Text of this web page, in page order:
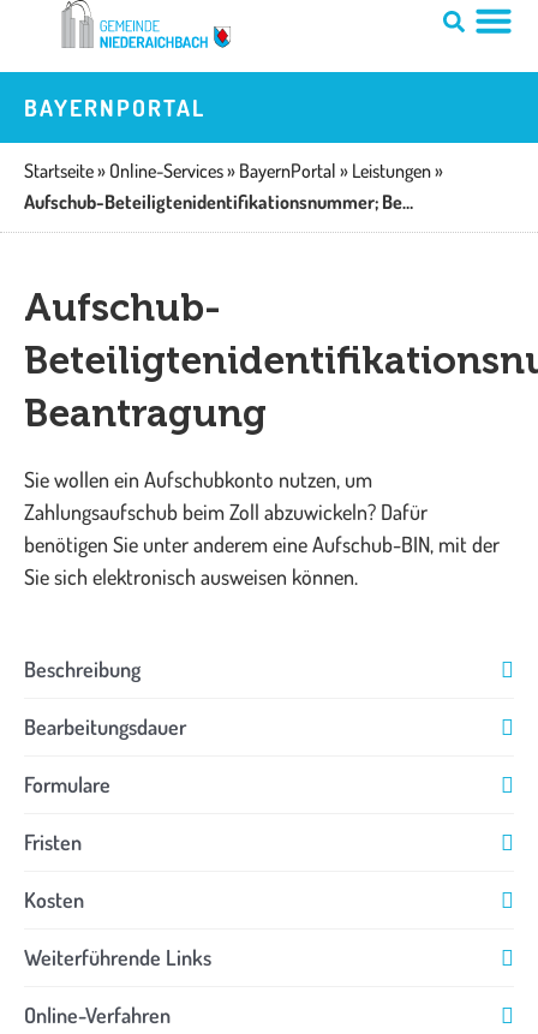
springen
BAYERNPORTAL
Startseite» Online-Services» BayernPortal » Leistungen»
Aufschub-Beteiligtenidentifikationsnummer; Beantragung
Aufschub-
Beantragung
Sie wollen ein Aufschubkonto nutzen, um
Zahlungsaufschub beim Zoll abzuwickeln? Dafür
benötigen Sie unter anderem eine Aufschub-BIN, mit der
Sie sich elektronisch ausweisen können.
Beschreibung
Bearbeitungsdauer
Formulare
Fristen
Kosten
Weiterführende Links
Online-Verfahren